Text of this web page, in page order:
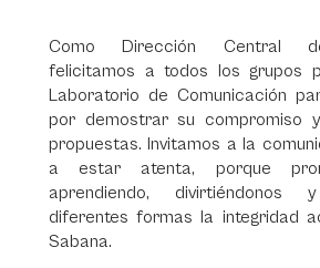
Como Dirección Central
felicitamos a todos los grupos
Laboratorio de Comunicación
por demostrar su compromiso
propuestas. Invitamos a la
a estar atenta, porque
aprendiendo,
diferentes formas la integridad
Sabana.